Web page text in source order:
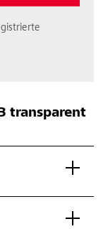
transparent